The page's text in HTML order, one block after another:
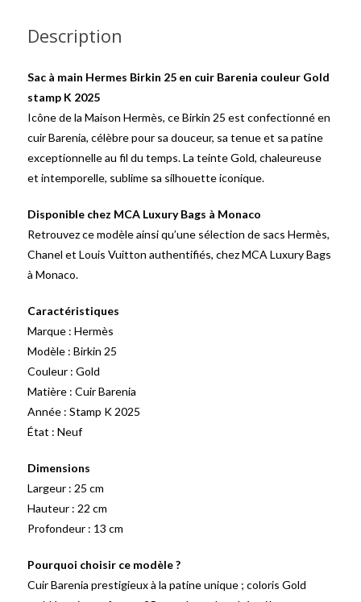
Description
Sac à main Hermes Birkin 25 en cuir Barenia couleur Gold
stamp K 2025
Icône de la Maison Hermès, ce Birkin 25 est confectionné en
cuir Barenia, célèbre pour sa douceur, sa tenue et sa patine
exceptionnelle au fil du temps. La teinte Gold, chaleureuse
et intemporelle, sublime sa silhouette iconique.
Disponible chez MCA Luxury Bags à Monaco
Retrouvez ce modèle ainsi qu’une sélection de sacs Hermès,
Chanel et Louis Vuitton authentifiés, chez MCA Luxury Bags
à Monaco.
Caractéristiques
Marque : Hermès
Modèle : Birkin 25
Couleur : Gold
Matière : Cuir Barenia
Année : Stamp K 2025
État : Neuf
Dimensions
Largeur : 25 cm
Hauteur : 22 cm
Profondeur : 13 cm
Pourquoi choisir ce modèle ?
Cuir Barenia prestigieux à la patine unique ; coloris Gold